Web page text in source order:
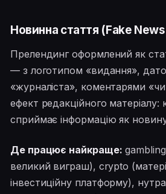
Новинна стаття (Fake
Прелендинг оформлений як
— з логотипом «видання»,
«журналіста», коментарями
ефект редакційного матеріалу:
сприймає інформацію як
Де працює найкраще:
великий виграш), crypto
інвестиційну платформу),